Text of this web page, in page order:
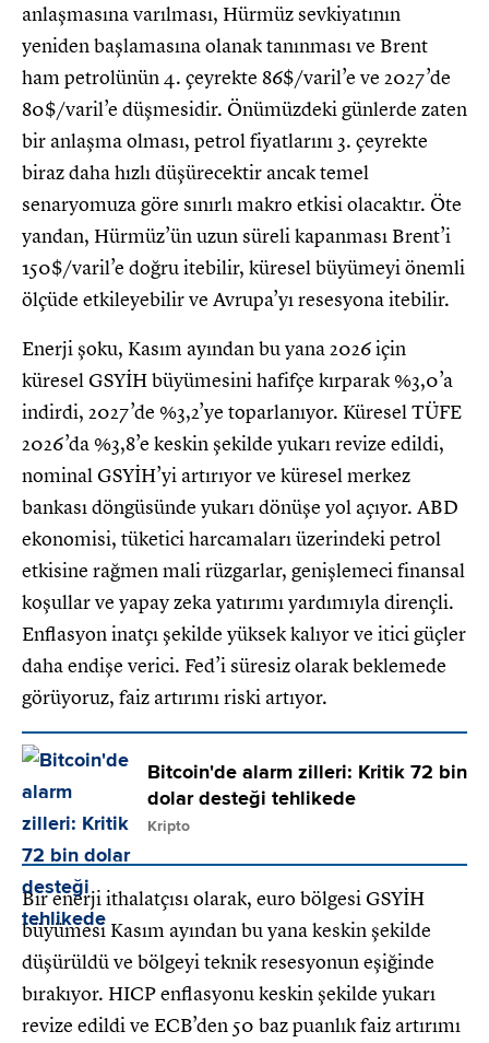
anlaşmasına varılması, Hürmüz sevkiyatının
yeniden başlamasına olanak tanınması ve Brent
ham petrolünün 4. çeyrekte 86$/varil’e ve 2027’de
80$/varil’e düşmesidir. Önümüzdeki günlerde zaten
bir anlaşma olması, petrol fiyatlarını 3. çeyrekte
biraz daha hızlı düşürecektir ancak temel
senaryomuza göre sınırlı makro etkisi olacaktır. Öte
yandan, Hürmüz’ün uzun süreli kapanması Brent’i
150$/varil’e doğru itebilir, küresel büyümeyi önemli
ölçüde etkileyebilir ve Avrupa’yı resesyona itebilir.
Enerji şoku, Kasım ayından bu yana 2026 için
küresel GSYİH büyümesini hafifçe kırparak %3,0’a
indirdi, 2027’de %3,2’ye toparlanıyor. Küresel TÜFE
2026’da %3,8’e keskin şekilde yukarı revize edildi,
nominal GSYİH’yi artırıyor ve küresel merkez
bankası döngüsünde yukarı dönüşe yol açıyor. ABD
ekonomisi, tüketici harcamaları üzerindeki petrol
etkisine rağmen mali rüzgarlar, genişlemeci finansal
koşullar ve yapay zeka yatırımı yardımıyla dirençli.
Enflasyon inatçı şekilde yüksek kalıyor ve itici güçler
daha endişe verici. Fed’i süresiz olarak beklemede
görüyoruz, faiz artırımı riski artıyor.
Bitcoin'de alarm zilleri: Kritik 72 bin
dolar desteği tehlikede
Kripto
Bir enerji ithalatçısı olarak, euro bölgesi GSYİH
büyümesi Kasım ayından bu yana keskin şekilde
düşürüldü ve bölgeyi teknik resesyonun eşiğinde
bırakıyor. HICP enflasyonu keskin şekilde yukarı
revize edildi ve ECB’den 50 baz puanlık faiz artırımı